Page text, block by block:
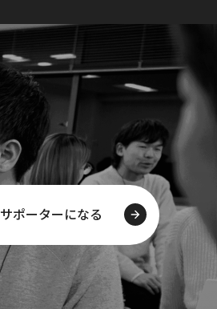
サポーターになる